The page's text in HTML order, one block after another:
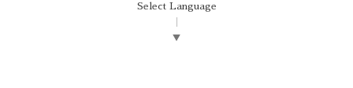
Select Language
▼